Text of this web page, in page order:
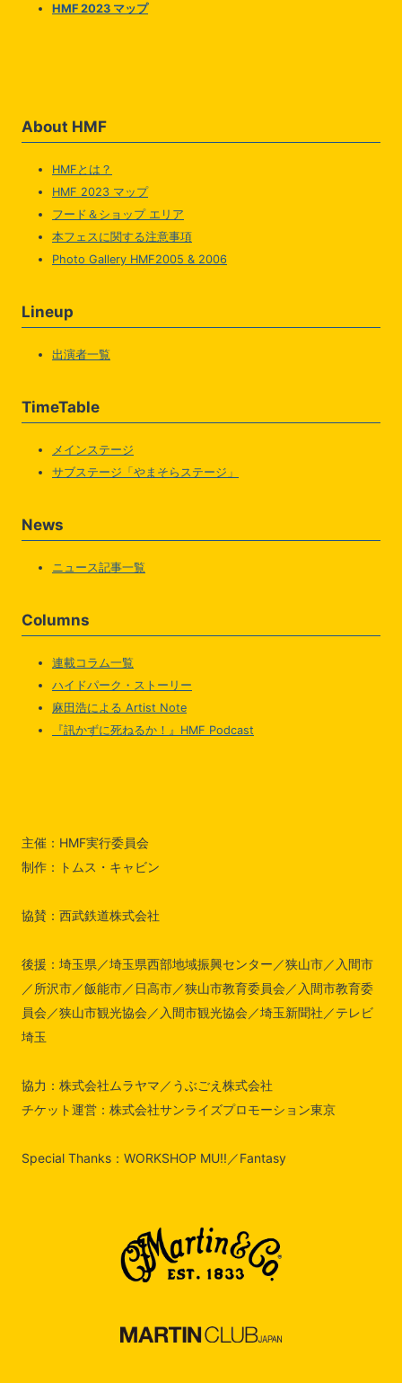
HMF 2023 マップ
About HMF
HMFとは？
HMF 2023 マップ
フード＆ショップ エリア
本フェスに関する注意事項
Photo Gallery HMF2005 & 2006
Lineup
出演者一覧
TimeTable
メインステージ
サブステージ「やまそらステージ」
News
ニュース記事一覧
Columns
連載コラム一覧
ハイドパーク・ストーリー
麻田浩による Artist Note
『訊かずに死ねるか！』HMF Podcast
主催：HMF実行委員会
制作：トムス・キャビン
協賛：西武鉄道株式会社
後援：埼玉県／埼玉県西部地域振興センター／狭山市／入間市
／所沢市／飯能市／日高市／狭山市教育委員会／入間市教育委
員会／狭山市観光協会／入間市観光協会／埼玉新聞社／テレビ
埼玉
協力：株式会社ムラヤマ／うぶごえ株式会社
チケット運営：株式会社サンライズプロモーション東京
Special Thanks：WORKSHOP MU!!／Fantasy